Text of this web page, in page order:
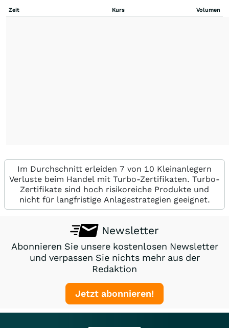
Zeit Kurs Volumen
Im Durchschnitt erleiden 7 von 10 Kleinanlegern
Verluste beim Handel mit Turbo-Zertifikaten. Turbo-
Zertifikate sind hoch risikoreiche Produkte und
nicht für langfristige Anlagestrategien geeignet.
Newsletter
Abonnieren Sie unsere kostenlosen Newsletter
und verpassen Sie nichts mehr aus der
Redaktion
Jetzt abonnieren!